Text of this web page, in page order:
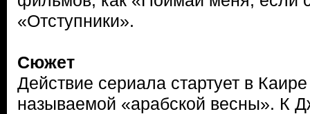
«Отступники».
Сюжет
Действие сериала стартует в Каире
называемой «арабской весны». К